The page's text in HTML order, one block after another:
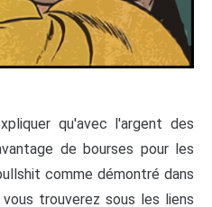
qu'avec l'argent des
de bourses pour les
comme démontré dans
trouverez sous les liens